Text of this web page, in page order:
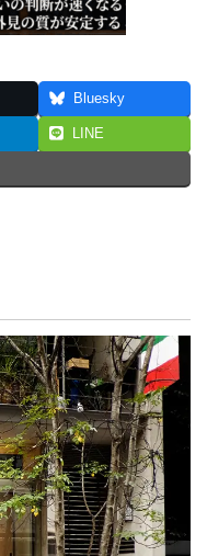
Bluesky
LINE